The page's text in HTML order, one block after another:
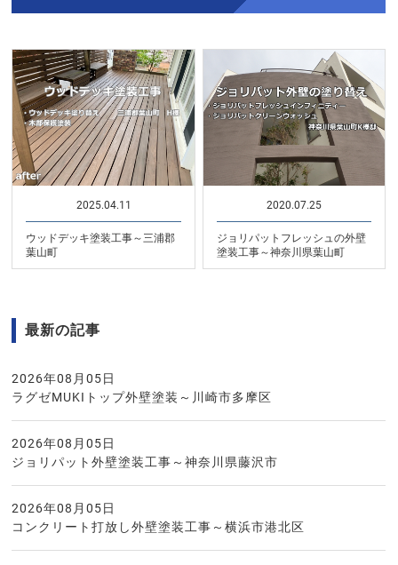
2025.04.11
ウッドデッキ塗装工事～三浦郡
葉山町
2020.07.25
ジョリパットフレッシュの外壁
塗装工事～神奈川県葉山町
最新の記事
2026年08月05日
ラグゼMUKIトップ外壁塗装～川崎市多摩区
2026年08月05日
ジョリパット外壁塗装工事～神奈川県藤沢市
2026年08月05日
コンクリート打放し外壁塗装工事～横浜市港北区